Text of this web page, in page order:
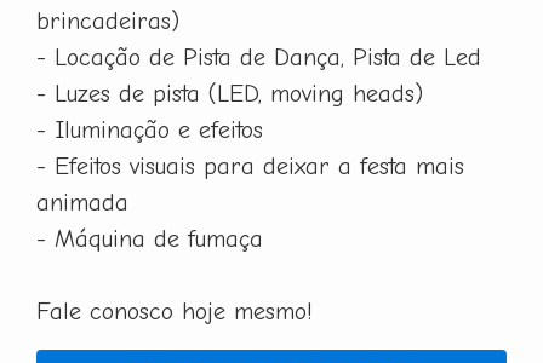
brincadeiras)
- Locação de Pista de Dança, Pista de Led
- Luzes de pista (LED, moving heads)
- Iluminação e efeitos
- Efeitos visuais para deixar a festa mais
animada
- Máquina de fumaça
Fale conosco hoje mesmo!